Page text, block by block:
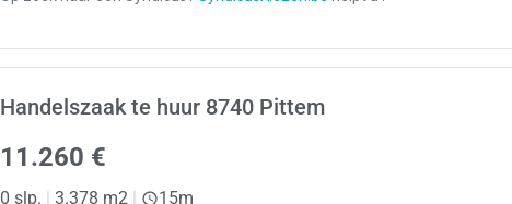
Handelszaak te huur 8740 Pittem
11.260 €
0 slp. | 3.378 m2 | 15m